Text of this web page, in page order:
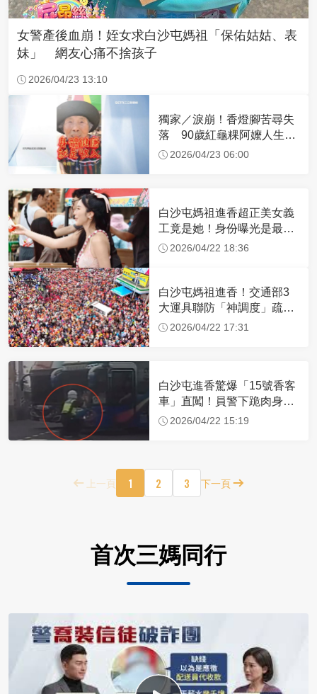
女警產後血崩！姪女求白沙屯媽祖「保佑姑姑、表
妹」 網友心痛不捨孩子
2026/04/23 13:10
獨家／淚崩！香燈腳苦尋失
落 90歲紅龜粿阿嬤人生謝
幕2026/04/23 06:00
白沙屯媽祖進香超正美女義
工竟是她！身份曝光是最美
禮生 一輩子不結婚
2026/04/22 18:36
白沙屯媽祖進香！交通部3
大運具聯防「神調度」疏運
32.1萬創新高
2026/04/22 17:31
白沙屯進香驚爆「15號香客
車」直闖！員警下跪肉身擋
車：讓行人先過
2026/04/22 15:19
上一頁 1 2 3 下一頁
首次三媽同行